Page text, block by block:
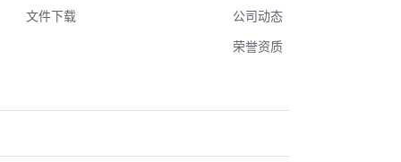
文件下载
公司动态
荣誉资质